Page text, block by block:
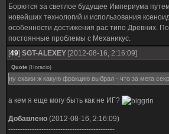
Борются за светлое будущее Империума
новейших технологий и использования
особенности достижения рас типо Древних.
постоянные проблемы с Механикус.
[49] SGT-ALEXEY [2012-08-16, 2:16:09]
Quote (Horacio)
ну скажи ж какую фракцию выбрал - что за мега
а кем я еще могу быть как не ИГ?
Добавлено (2012-08-16, 2:16:09)
---------------------------------------------